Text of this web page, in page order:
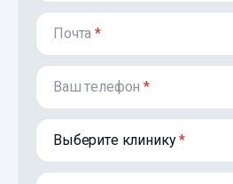
Почта*
Ваш телефон*
Выберите клинику